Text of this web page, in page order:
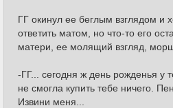
ГГ окинул ее беглым взглядом и
ответить матом, но что-то его
матери, ее молящий взгляд,
-ГГ... сегодня ж день рожденья у
не смогла купить тебе ничего.
Извини меня...